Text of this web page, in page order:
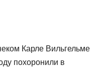
Карле Вильгельме
похоронили в